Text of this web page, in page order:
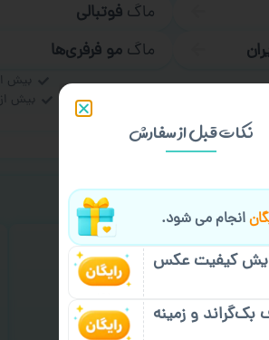
ماگفوتبالی
ماگمو فرفری‌ها
بیش از ۳۰۰۰
بیش از ۵۰ موضوع
از سفارش گیری
نکات قبل از سفارش
انجام می شود.
کیفیت عکس
و زمینه